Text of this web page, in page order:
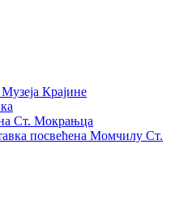
Крајине
Ст. Мокрањца
посвећена Момчилу Ст.